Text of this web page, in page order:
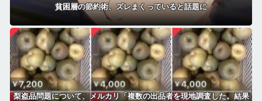
貧困層の節約術、ズレまくっていると話題に
梨盗品問題について、メルカリ「複数の出品者を現地調査した。結果